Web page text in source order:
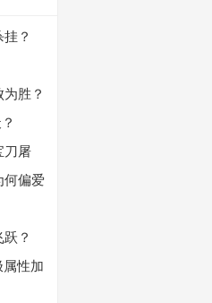
？
胜？
刀屠
何偏爱
？
性加